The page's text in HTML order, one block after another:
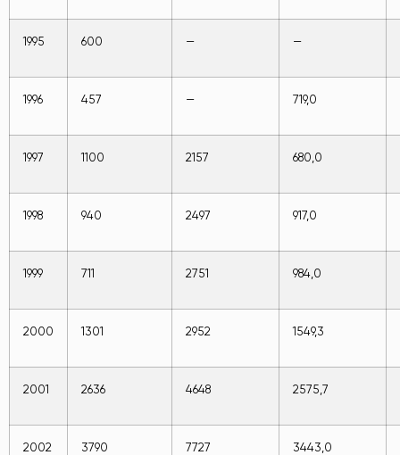
1995 600 — —
1996 457 — 719,0
1997 1100 2157 680,0
1998 940 2497 917,0
1999 711 2751 984,0
2000 1301 2952 1549,3
2001 2636 4648 2575,7
2002 3790 7727 3443,0